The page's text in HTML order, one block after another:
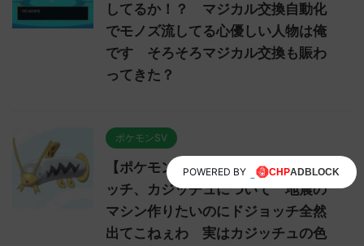
してるか！？ マジカル交換自動化
でモノズ流してる心優しい人物は俺
です そろそろマジカル交換も賑わ
ってきた？
ポケモンSV
【ポケモンSV】幻のポケモンドジョ
ッチ、カジッチュについて 地震の
マシン作りたいのにドジョッチ全然
出てこねぇわ 実はカジッチュの色
POWERED BY